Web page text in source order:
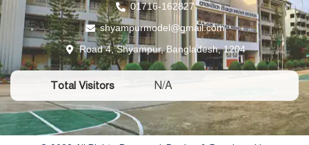
01716-162827
shyampurmodel@gmail.com
Road 4, Shyampur, Bangladesh, 1204
Total Visitors N/A